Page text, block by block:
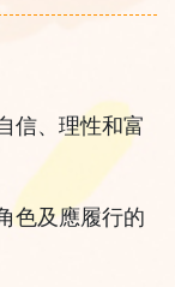
信、理性和富
色及應履行的